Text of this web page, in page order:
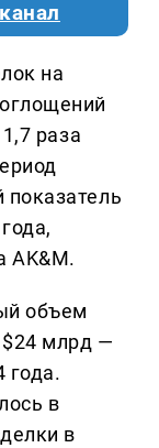
на
раза
AK&M.
объем
$24 млрд —
года.
в
в